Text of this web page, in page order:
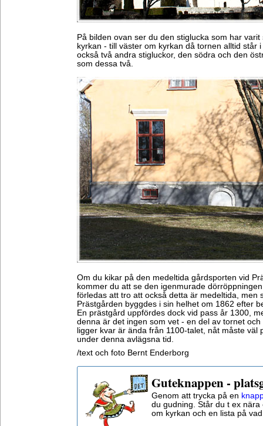
På bilden ovan ser du den stiglucka som har
kyrkan - till väster om kyrkan då tornen alltid står
också två andra stigluckor, den södra och den
som dessa två.
Om du kikar på den medeltida gårdsporten vid
kommer du att se den igenmurade
förledas att tro att också detta är medeltida, men
Prästgården byggdes i sin helhet om 1862 efter
En prästgård uppfördes dock vid pass år 1300,
denna är det ingen som vet - en del av tornet
ligger kvar är ända från 1100-talet, nåt måste väl
under denna avlägsna tid.
/text och foto Bernt Enderborg
Guteknappen -
Genom att trycka på en
du gudning. Står du t ex
om kyrkan och en lista på